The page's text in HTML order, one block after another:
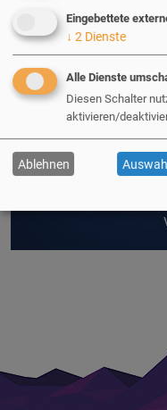
"Drupal's Eleven"
legendären
Eingebettete
↓ 2 Dienste
Alle Dienste
Diesen Schalter
aktivieren/
Ablehnen